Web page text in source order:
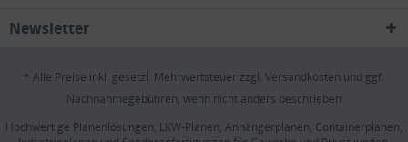
Newsletter
* Alle Preise inkl. gesetzl. Mehrwertsteuer zzgl. Versandkosten und ggf.
Nachnahmegebühren, wenn nicht anders beschrieben
Hochwertige Planenlösungen, LKW-Planen, Anhängerplanen, Containerplanen,